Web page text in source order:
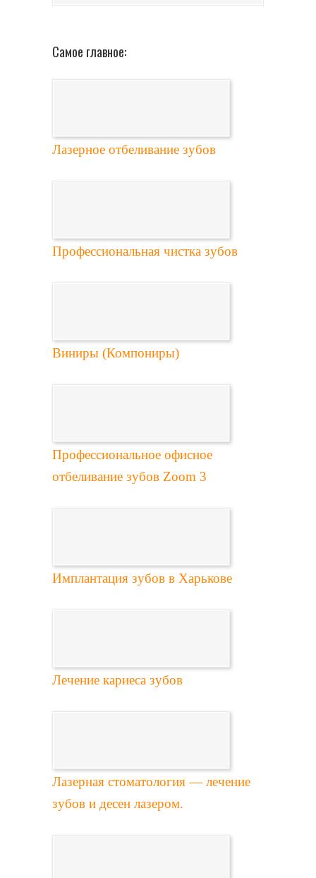
Самое главное:
Лазерное отбеливание зубов
Профессиональная чистка зубов
Виниры (Компониры)
Профессиональное офисное
отбеливание зубов Zoom 3
Имплантация зубов в Харькове
Лечение кариеса зубов
Лазерная стоматология — лечение
зубов и десен лазером.